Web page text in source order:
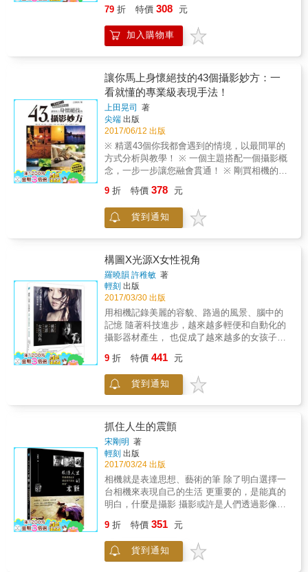
實的魔力，能客觀地表達出「你看見了什
麼」、「你感受了什麼」、「你喜愛了什
麼」。 拍照是最誠實的情感表達方式之一，如
果想知道你的生活是甚麼模樣？那就去拍照
吧！ 用相機框住令你留戀的風景， 於是我們
&hellip; 【將「拍照」變成了動詞。】 拍照是
件輕鬆的事，帶給我們探索世界的好奇心，從
追尋光線開始，記錄身邊的人、發生的事和路
過的風景。透過拍照，去捕捉微妙的變化，只
要能把身邊常見的事物，拍出不尋常的感覺，
就是攝影的樂趣。 順著光線看過去，尋找焦點
落下之處，你所拍攝的物件是否有吸引人的觀
點，設法彰顯它的特點，是攝影的第一課。 現
在，請跟著我們，隨著阿默的文字與影像， 用
最直覺的方式，一起探索攝影的本質， 在日常
生活中，用拍照來練習、來修練。
「功效」以及Before／After的偌大差別，進而
面，讓它們搖身一變，成為吸睛又亮眼的傑
作。 【徹底激發與解放RAW所蘊藏的驚人潛
力！】 隨著數位相機的誕生，革命性的影像格
數設定的「RAW」檔案。 顧名思義，RAW就
是包含了一切於相機當中能夠調校的參數資
訊， 可以透過編修軟體，依照自己喜歡的風味
再一次「重新拍攝（顯像）」相片。 然而，由
於各家廠商所制定的RAW格式卻不是每個軟體
都能夠支援， 例如Canon是「CR2」，Nikon是
「NEF」，Sony則是「ARW」等， 直到Adobe
推出了Lightroom這個專為相片編修而生的強大
的RAW檔） 它的介面說穿了，就是直接搭載
門為攝影人士所制定，可以迅速地完成相片編
修的作業流程。 （Lightroom的介面，融合了
Adobe Camera Raw與Photoshop兩者的優點）
只要搭配本書的教學，您將能夠自由自在地變
化作品的風貌， 讓原本質樸的相片，搖身一變
成為閃耀的鑽石！ 也許有人會問說，「我用
JPG直接後製也不錯啊，為何非RAW不可？」
關鍵就在於，JPG從拍攝完畢的那一瞬間，影
像品質就已經被「破壞了」！ 而且，每後製一
次，JPG格式的影像畫質就會再「劣化」一
次。 （JPG本身是種破壞性的壓縮格式，每存
一次檔，就會再壓縮與劣化一次） 反觀RAW，
無論您施加再多道工序的調整，影像品質都不
會有絲毫的劣化。 此外，更能夠藉由像是對
比、飽和度、白平衡、清晰度等各種調整， 讓
作品的表現更上一層樓，綻放出比JPG直出更
機上再次「重新拍攝」相片） 想要學習「職業
級」的作品表現手法嗎？ 本書將會是一個絕佳
的選擇， 讓您徹底了解Lightroom的用法，解放
RAW的全部實力！ ｜本書用法｜ 按部就班
地，逐章節研讀與同時操作Lightroom軟體。 漸
漸熟悉軟體以後，進一步了解「局部調整」工
具的功能與活用法。 接下來，開始挑戰不同主
蛻變、大放異彩。 此外，更能夠學習到黑白相
片、使用老鏡頭拍攝的編修技巧。 最後，更進
一步針對影像輸出，學習「色彩管理」， 讓辛
苦拍攝、編修以後的作品，能夠輸出與列印出
V.DIVE 8折折價券 色彩繽紛的熱帶魚、羞怯可
愛的小丑魚、充滿好奇心的海龜、形形色色的
珊瑚、寧靜飛翔的魟魚、震撼人心的鯨鯊、追
年來各種平價的防水手機、防水相機推陳出
新，任何人都能輕鬆入手，不論是去海島旅遊
或出國度假，海邊戲水、浮潛或深潛，都可以
留下美麗而珍貴的回憶。 《與海龜一起游泳玩
自拍，第一次水中攝影就上手》作者Vanessa
在世界各地的海島國家工擔任潛水教練，長期
駐點馬爾地夫及沖繩，經常接觸並帶領各式水
上活動、潛水及浮潛。了解一般民眾初次接觸
潛水的興奮，以及想把美景分享給友人的感
動。把自己多年的經驗整理成書，鼓勵身處海
用相機記錄下來。 本書特色 1. 第一本水中攝影
書入門。 2. 包括浮潛入門、相機入門，就算從
沒潛水過也可以一試上手。 3. 馬爾地夫、沖
美麗迷人。 4. 除了水中生物，還有人像、沉船
場景等，所有與水相關的拍攝指南。 5. 出國旅
遊、海島度假，一本書帶著走，讓你臉書打卡
現學現。
79 折 特價 308 元
加入購物車
讓你馬上身懷絕技的43個攝影妙方：一
看就懂的專業級表現手法！
上田晃司
著
尖端 出版
2017/06/12 出版
※ 精選43個你我都會遇到的情境，以最間單的
方式分析與教學！ ※ 一個主題搭配一個攝影概
念，一步一步讓您融會貫通！ ※ 剛買相機的入
很多器材、技巧教學書，但就是覺得好像與
「現實」有那麼點偏離。這是因為許多法則、
原理，往往都需要根據當下的情境與狀況來進
情境，直接提供切合真實情況的範例，並且非
常「系統化」且簡短扼要地給予「狀況分析」
與「要領提點」。讓每一個正準備要出國旅行
的人、剛拿到相機想要即刻測試、以及希望找
到拍攝靈感的人們，都可以吸收並加以運用在
每一次的拍攝當中，讓作品一看就散發出「專
業」氣息與水準！ 【看了馬上就懂，從新手變
高手】 一張好相片與還不錯的相片，有時只有
差在取景的巧思或稍微留意光影的改變。 本書
物、交通、小物」這3大類別，彙整43個攝影妙
方，直接用範例來分析，用一目了然的方式來
解說拍攝的訣竅，並且提供不同的思維或注意
知識」與「關於相機與器材的單純疑問」這兩
個章節，來替各位解說關於相機、器材等常見
的疑惑，讓大家更加了解關於攝影的大小事。
【多拍、多練習，就是邁向高手的不二法門】
現在就給自己一天一個練習，跟著本書的步
調， 來策劃一場又一場精彩的攝影小旅行吧！
｜本書用法｜ 從3大主題中，挑選自己感興趣
項目。 閱讀與吸收該項目的訣竅，思考一下與
自己的拍攝方式有何不同。 出門拍照去！ 檢視
作品，是否有吻合書中介紹的要領。 作品有變
9 折 特價 378 元
貨到通知
構圖X光源X女性視角
羅曉韻 許稚敏 著
輕刻 出版
2017/03/30 出版
用相機記錄美麗的容貌、路過的風景、腦中的
記憶 隨著科技進步，越來越多輕便和自動化的
攝影器材產生， 也促成了越來越多的女孩子拿
的心得配上有趣的圖片展現給你。 如果你是女
生，從中將可以學到很多把自己拍漂亮的動
作、化妝、造型的方法，因為拍攝出來的效果
們會講到的。如果你是男生，看這本書也是很
必要的，透過本書全面瞭解女生視覺從外表到
內心的想法，學習男攝影師沒有的思維角度。
9 折 特價 441 元
貨到通知
抓住人生的震顫
宋剛明 著
輕刻 出版
2017/03/24 出版
相機就是表達思想、藝術的筆 除了明白選擇一
台相機來表現自己的生活 更重要的，是能真的
明白，什麼是攝影 攝影或許是人們透過影像來
生活的一切體驗與領悟，如同寄生於攝影般，
和影像共存。 本書深入認識攝影與影像的發
展，從數位相機的影響談起，回顧攝影的起
9 折 特價 351 元
貨到通知